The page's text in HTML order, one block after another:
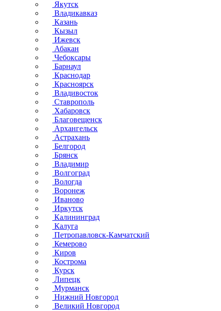
Якутск
Владикавказ
Казань
Кызыл
Ижевск
Абакан
Чебоксары
Барнаул
Краснодар
Красноярск
Владивосток
Ставрополь
Хабаровск
Благовещенск
Архангельск
Астрахань
Белгород
Брянск
Владимир
Волгоград
Вологда
Воронеж
Иваново
Иркутск
Калининград
Калуга
Петропавловск-Камчатский
Кемерово
Киров
Кострома
Курск
Липецк
Мурманск
Нижний Новгород
Великий Новгород